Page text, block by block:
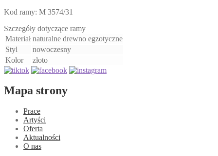
Kod ramy: M 3574/31
Szczegóły dotyczące ramy
Materiał naturalne drewno egzotyczne
Styl
nowoczesny
Kolor
złoto
Mapa strony
Prace
Artyści
Oferta
Aktualności
O nas